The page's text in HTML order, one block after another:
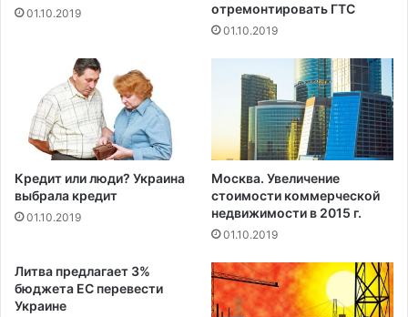
и
а
к
е
01.10.2019 отремонтировать ГТС
01.10.2019
Кредит или люди? Украина
выбрала кредит
01.10.2019
Москва. Увеличение
стоимости коммерческой
недвижимости в 2015 г.
01.10.2019
Литва предлагает 3%
бюджета ЕС перевести
Украине